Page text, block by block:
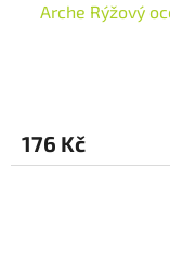
Arche Rýžový
176 Kč